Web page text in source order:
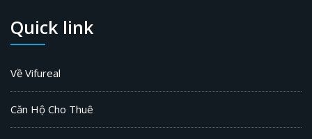
Quick link
Về Vifureal
Căn Hộ Cho Thuê